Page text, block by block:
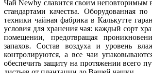
Чай Newby славится своим неповторимым
стандартами качества. Оборудованная по
техники чайная фабрика в Калькутте
условия для хранения чая: каждый сорт
помещении, предотвращая
запахов. Состав воздуха и уровень
контролируются, а все чаи
обеспечить защиту на протяжении всего